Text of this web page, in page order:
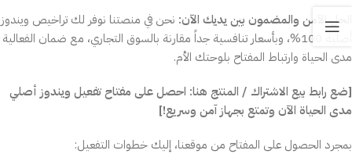
الحل الآمن والمضمون بين يديك الآن: نحن في منصتنا نوفر لك تراخيص ويندوز
أصلية 100%، وبأسعار تنافسية جداً مقارنة بالسوق التجاري، مع ضمان الفعالية
مدى الحياة وارتباط المفتاح بلوحتك الأم.
[ضع رابط بيع الاشتراك / المنتج هنا: احصل على مفتاح تفعيل ويندوز أصلي
مدى الحياة الآن وتمتع بجهاز آمن وسريع!]
بمجرد الحصول على المفتاح من موقعنا، إليك خطوات التفعيل: